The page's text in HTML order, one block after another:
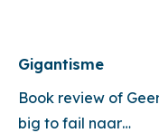
Gigantisme
Book review of
big to fail naar…